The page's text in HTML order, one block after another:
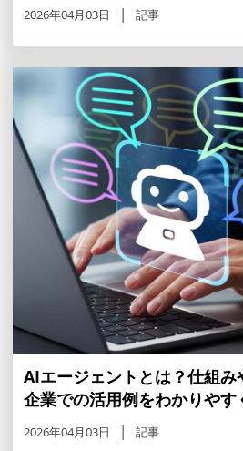
2026年04月03日 記事
AIエージェントとは？仕組み
企業での活用例をわかりやす
2026年04月03日 記事